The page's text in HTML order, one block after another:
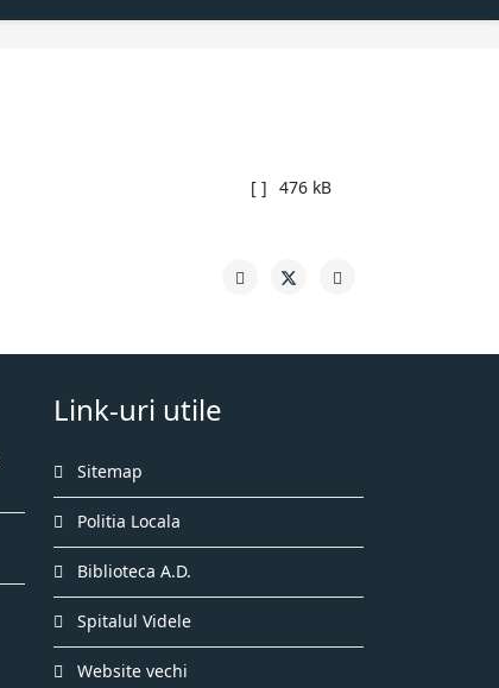
[ ] 476 kB
Link-uri utile
Sitemap
Politia Locala
Biblioteca A.D.
Spitalul Videle
Website vechi